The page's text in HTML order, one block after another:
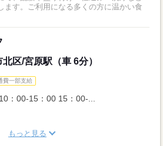
ます。ご利用になる多くの方に温かい食
区/宮原駅（車 6分）
費一部支給
00‐15：00 15：00‐...
もっと見る